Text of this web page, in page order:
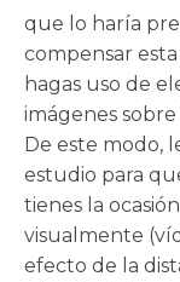
que lo haría
compensar
hagas uso de
imágenes
De este modo,
estudio para
tienes la
visualmente
efecto de la